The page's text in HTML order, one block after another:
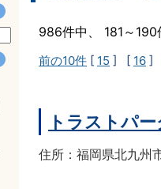
986件中、 181～
前の10件 [ 15 ] [ 16 ]
トラストパ
住所：福岡県北九州